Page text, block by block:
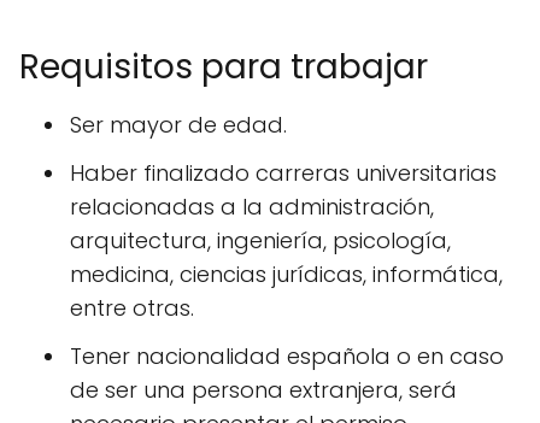
Requisitos para trabajar
Ser mayor de edad.
Haber finalizado carreras universitarias
relacionadas a la administración,
arquitectura, ingeniería, psicología,
medicina, ciencias jurídicas, informática,
entre otras.
Tener nacionalidad española o en caso
de ser una persona extranjera, será